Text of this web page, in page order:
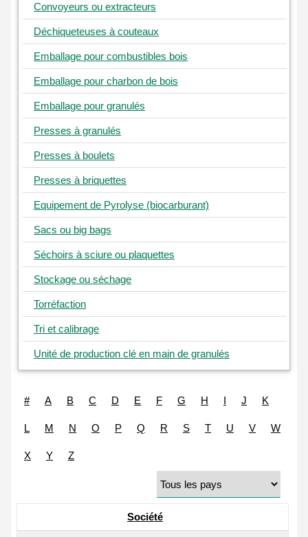
Convoyeurs ou extracteurs
Déchiqueteuses à couteaux
Emballage pour combustibles bois
Emballage pour charbon de bois
Emballage pour granulés
Presses à granulés
Presses à boulets
Presses à briquettes
Equipement de Pyrolyse (biocarburant)
Sacs ou big bags
Séchoirs à sciure ou plaquettes
Stockage ou séchage
Torréfaction
Tri et calibrage
Unité de production clé en main de granulés
# A B C D E F G H I J K
L M N O P Q R S T U V W
X Y Z
Société